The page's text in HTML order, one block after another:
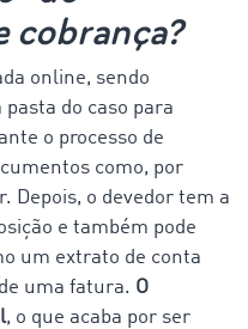
cobrança?
online, sendo
do caso para
o processo de
como, por
Depois, o devedor tem a
e também pode
um extrato de conta
uma fatura. O
, o que acaba por ser